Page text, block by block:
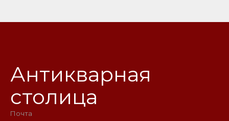
Антикварная
столица
Почта